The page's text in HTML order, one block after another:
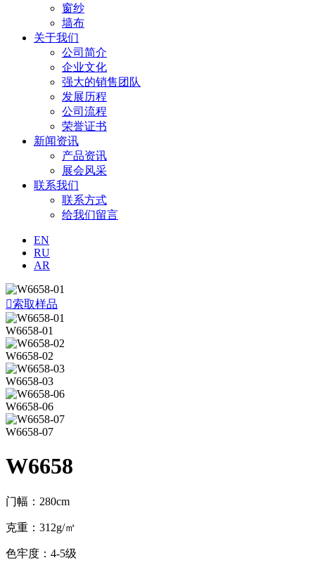
窗纱
墙布
关于我们
公司简介
企业文化
强大的销售团队
发展历程
公司流程
荣誉证书
新闻资讯
产品资讯
展会风采
联系我们
联系方式
给我们留言
EN
RU
AR
索取样品
W6658-01
W6658-02
W6658-03
W6658-06
W6658-07
W6658
门幅：280cm
克重：312g/㎡
色牢度：4-5级